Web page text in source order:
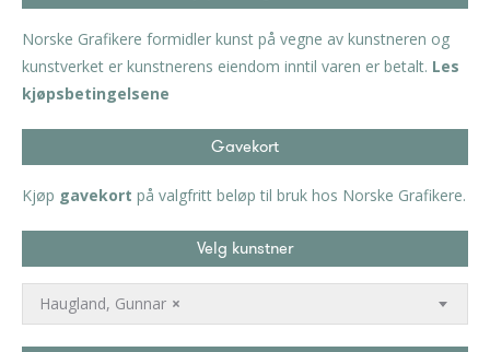
Norske Grafikere formidler kunst på vegne av kunstneren og
kunstverket er kunstnerens eiendom inntil varen er betalt. Les
kjøpsbetingelsene
Gavekort
Kjøp gavekort på valgfritt beløp til bruk hos Norske Grafikere.
Velg kunstner
×
Haugland, Gunnar